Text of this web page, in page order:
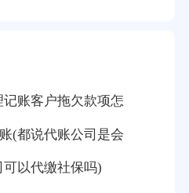
账客户拖欠款项怎
(都说代账公司是会
以代缴社保吗)